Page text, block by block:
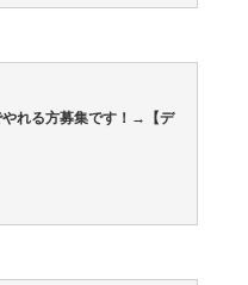
れる方募集です！→【デ